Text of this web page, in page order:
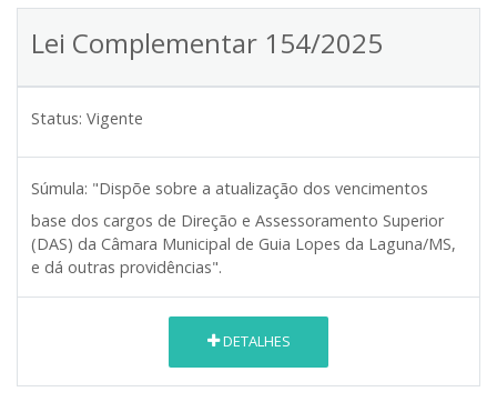
Lei Complementar 154/2025
Status: Vigente
Súmula: "Dispõe sobre a atualização dos vencimentos
base dos cargos de Direção e Assessoramento Superior
(DAS) da Câmara Municipal de Guia Lopes da Laguna/MS,
e dá outras providências".
DETALHES